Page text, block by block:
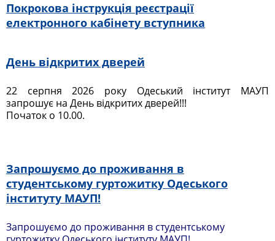
Покрокова інструкція реєстрації
електронного кабінету вступника
День відкритих дверей
22 серпня 2026 року Одеський інститут МАУП
запрошує на День відкритих дверей!!!
Початок о 10.00.
Запрошуємо до проживання в
студентському гуртожитку Одеського
інституту МАУП!
Запрошуємо до проживання в студентському